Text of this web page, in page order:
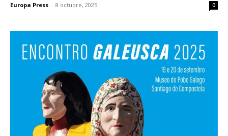
Europa Press - 8 octubre, 2025 0